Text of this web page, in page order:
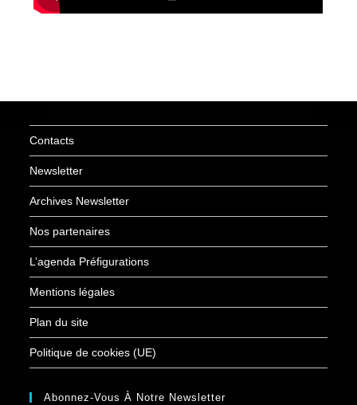
Contacts
Newsletter
Archives Newsletter
Nos partenaires
L’agenda Préfigurations
Mentions légales
Plan du site
Politique de cookies (UE)
Abonnez-Vous À Notre Newsletter